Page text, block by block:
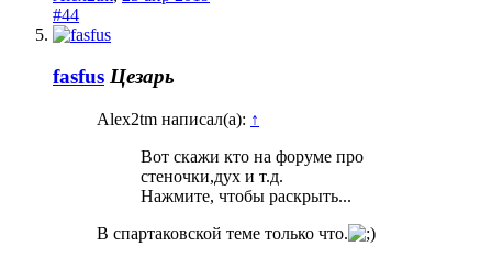
#44
fasfus Цезарь
Alex2tm написал(а): ↑
Вот скажи кто на форуме про
стеночки,дух и т.д.
Нажмите, чтобы раскрыть...
В спартаковской теме только что.